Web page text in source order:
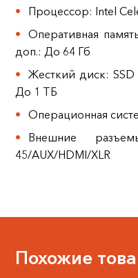
Процессор: Intel
Оперативная
доп.: До 64 Гб
Жесткий диск:
До 1 ТБ
Операционная
Внешние
45/AUX/HDMI/XLR
Похожие